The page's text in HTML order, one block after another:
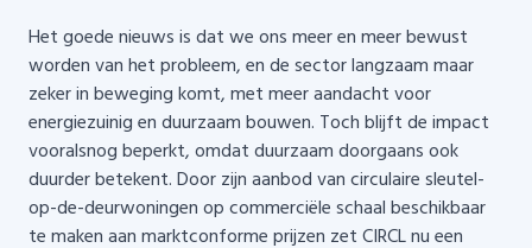
Het goede nieuws is dat we ons meer en meer bewust
worden van het probleem, en de sector langzaam maar
zeker in beweging komt, met meer aandacht voor
energiezuinig en duurzaam bouwen. Toch blijft de impact
vooralsnog beperkt, omdat duurzaam doorgaans ook
duurder betekent. Door zijn aanbod van circulaire sleutel-
op-de-deurwoningen op commerciële schaal beschikbaar
te maken aan marktconforme prijzen zet CIRCL nu een